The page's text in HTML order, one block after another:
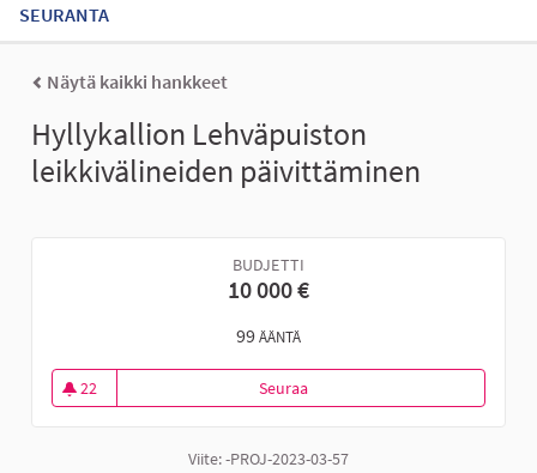
SEURANTA
Näytä kaikki hankkeet
Hyllykallion Lehväpuiston
leikkivälineiden päivittäminen
BUDJETTI
10 000 €
99ÄÄNTÄ
22
22 seuraajaa
SeuraaHyllykallion Lehväpuiston
Viite: -PROJ-2023-03-57